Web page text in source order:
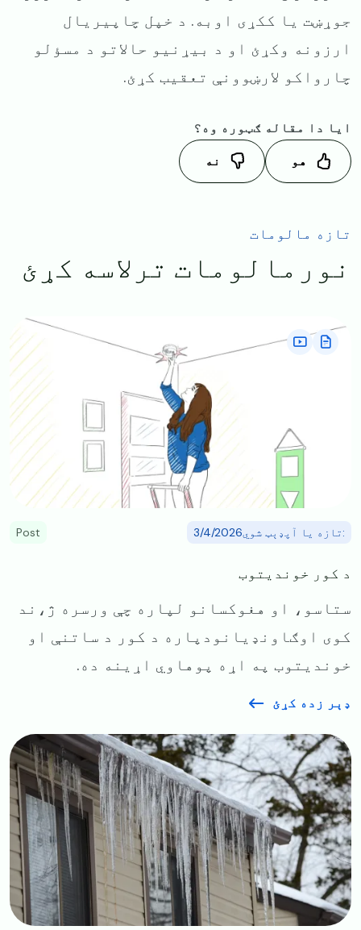
جوړښت یا ککړی اوبه. د خپل چاپیریال
ارزونه وکړئ او د بیړنیو حالاتو د مسؤلو
چارواکو لارښوونې تعقیب کړئ.
ایا دا مقاله ګټوره وه؟
هو
نه
تازه مالومات
نورمالومات ترلاسه کړئ
Image
:تازه یا آپډېټ شوي3/4/2026 Post
د کور خوندیتوب
ستاسو، او هغوکسانو لپاره چې ورسره ژ،ند
کوی اوګاونډیانودپاره د کور د ساتنې او
خوندیتوب په اړه پوهاوي اړینه ده.
ډېر زده کړئ
Image